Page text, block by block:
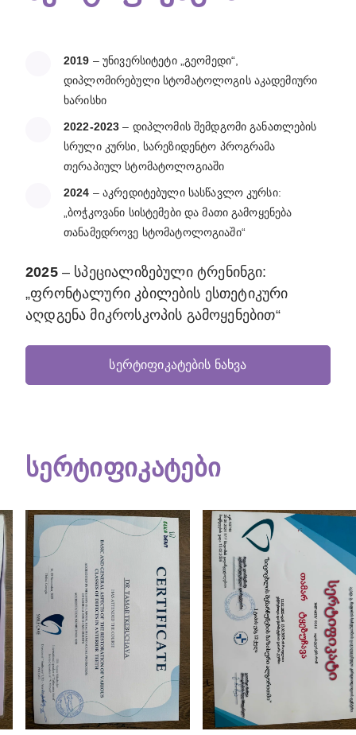
პროცედურები:
კარიესის მკურნალობა:
ქსოვილების თერაპია
ენდოდონტია:
კბილის არხების მკურნალობა
უახლესი სტანდარტებით
ესთეტიკური რესტავრაცია:კბილთა აღდგენის
თანამედროვე მეთოდები
მიკროსკოპული სტომატოლოგია:
პროფესიული ჰიგიენა:
კომპლექსური წმენდა და
კბილების უსაფრთხო გათეთრება
2019 – უნივერსიტეტი „გეომედი“,
დიპლომირებული სტომატოლოგის აკადემიური
ხარისხი
2022-2023 – დიპლომის შემდგომი განათლების
სრული კურსი, სარეზიდენტო პროგრამა
თერაპიულ სტომატოლოგიაში
2024 – აკრედიტებული სასწავლო კურსი:
„ბოჭკოვანი სისტემები და მათი გამოყენება
თანამედროვე სტომატოლოგიაში“
2025– სპეციალიზებული ტრენინგი:
„ფრონტალური კბილების ესთეტიკური
აღდგენა მიკროსკოპის გამოყენებით“
სერტიფიკატების ნახვა
სერტიფიკატები